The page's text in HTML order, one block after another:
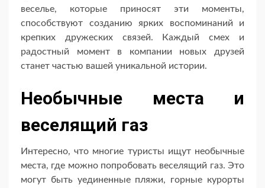
веселье, которые приносят эти моменты,
способствуют созданию ярких воспоминаний и
крепких дружеских связей. Каждый смех и
радостный момент в компании новых друзей
станет частью вашей уникальной истории.
Необычные места и
веселящий газ
Интересно, что многие туристы ищут необычные
места, где можно попробовать веселящий газ. Это
могут быть уединенные пляжи, горные курорты